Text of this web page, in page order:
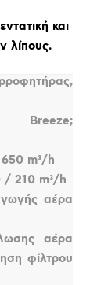
και
λίπους.
Breeze;
m³/h
210 m³/h
αέρα
αέρα
φίλτρου